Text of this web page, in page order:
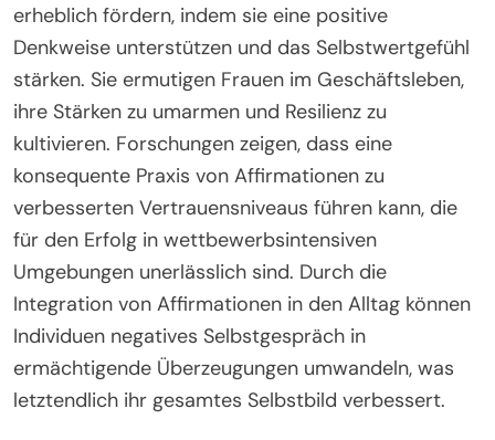
erheblich fördern, indem sie eine positive
Denkweise unterstützen und das Selbstwertgefühl
stärken. Sie ermutigen Frauen im Geschäftsleben,
ihre Stärken zu umarmen und Resilienz zu
kultivieren. Forschungen zeigen, dass eine
konsequente Praxis von Affirmationen zu
verbesserten Vertrauensniveaus führen kann, die
für den Erfolg in wettbewerbsintensiven
Umgebungen unerlässlich sind. Durch die
Integration von Affirmationen in den Alltag können
Individuen negatives Selbstgespräch in
ermächtigende Überzeugungen umwandeln, was
letztendlich ihr gesamtes Selbstbild verbessert.